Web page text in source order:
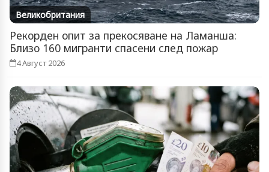
Великобритания
Рекорден опит за прекосяване на Ламанша:
Близо 160 мигранти спасени след пожар
4 Август 2026